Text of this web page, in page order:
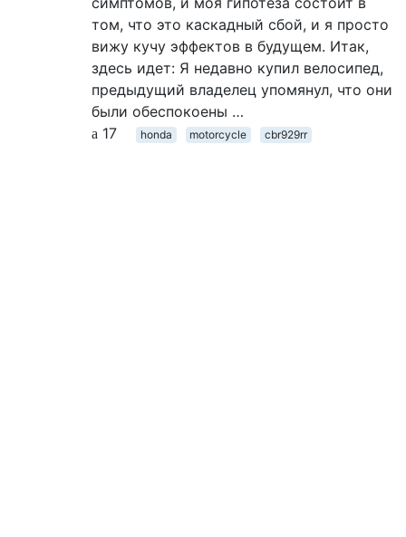
том, что это каскадный сбой, и я просто
вижу кучу эффектов в будущем. Итак,
здесь идет: Я недавно купил велосипед,
предыдущий владелец упомянул, что они
были обеспокоены …
17
honda motorcycle cbr929rr